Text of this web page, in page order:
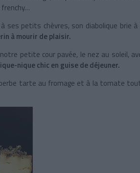
ses petits chèvres, son diabolique brie à
à mourir de plaisir.
petite cour pavée, le nez au soleil,
nique chic en guise de déjeuner.
tarte au fromage et à la tomate